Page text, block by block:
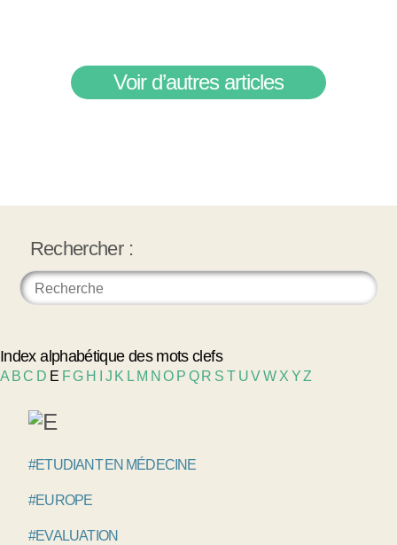
Voir d’autres articles
Rechercher :
Index alphabétique des mots clefs
A BC D E FG H J K L M NO P Q R S T UVW X YZ
#ETUDIANT EN MÉDECINE
#EUROPE
#EVALUATION